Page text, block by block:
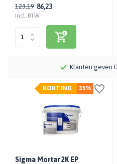
123,19 86,23
Incl. BTW
Klanten geven
35%
KORTING
Sigma Mortar 2K EP